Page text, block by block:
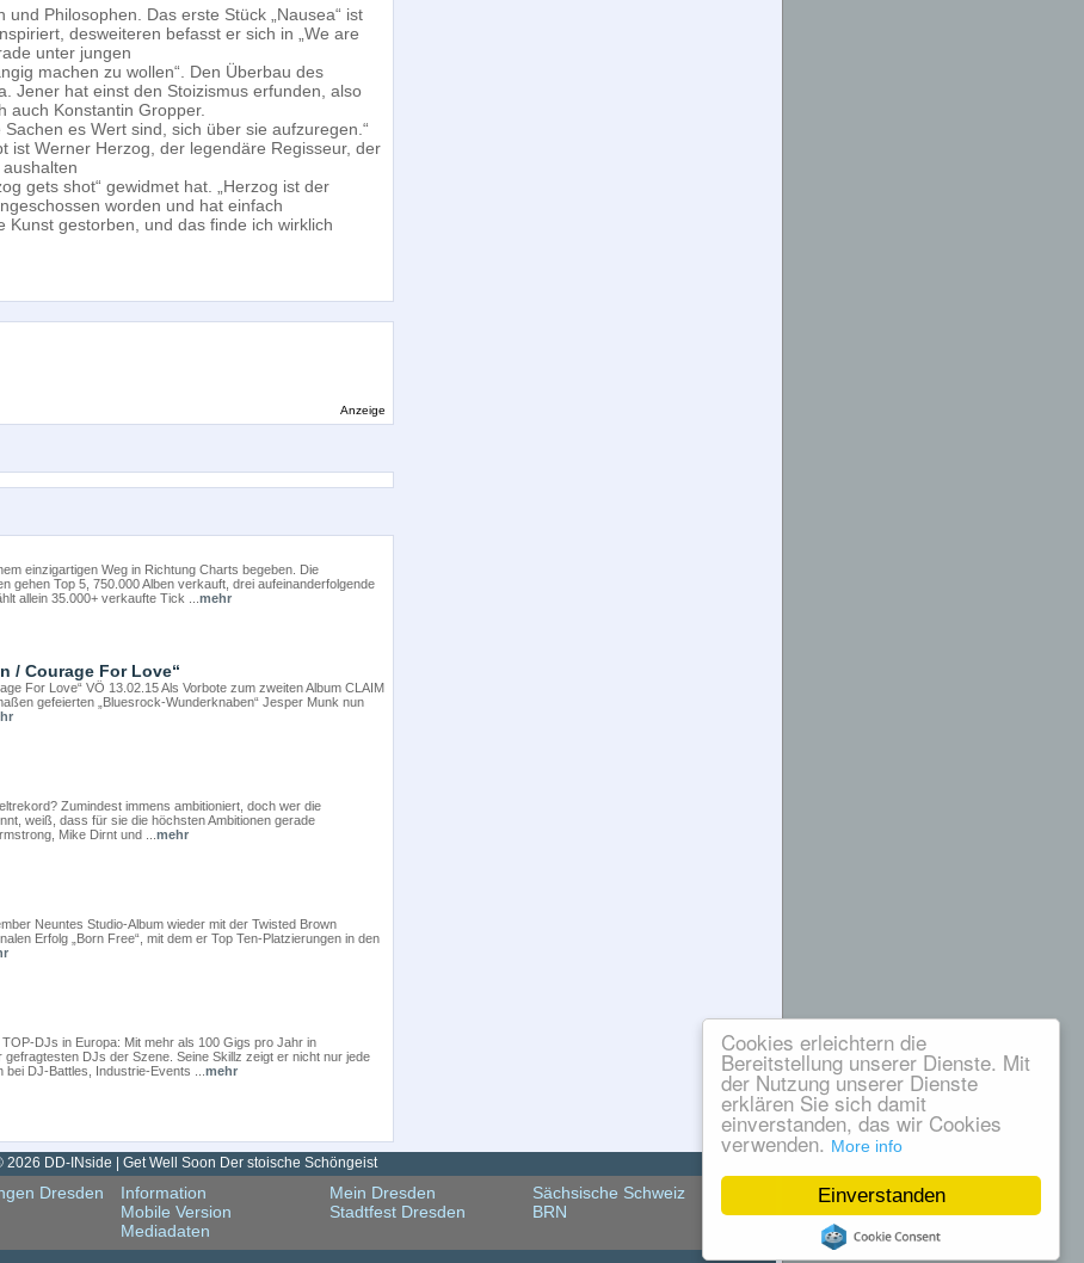
Einverstanden
Cookies erleichtern die
Bereitstellung unserer Dienste. Mit
der Nutzung unserer Dienste
erklären Sie sich damit
einverstanden, das wir Cookies
verwenden. More info
Philosophen. Das erste Stück „Nausea“ ist
desweiteren befasst er sich in „We are
unter jungen
machen zu wollen“. Den Überbau des
Jener hat einst den Stoizismus erfunden, also
auch Konstantin Gropper.
es Wert sind, sich über sie aufzuregen.“
ist Werner Herzog, der legendäre Regisseur, der
gets shot“ gewidmet hat. „Herzog ist der
worden und hat einfach
gestorben, und das finde ich wirklich
Anzeige
einzigartigen Weg in Richtung Charts begeben. Die
gehen Top 5, 750.000 Alben verkauft, drei aufeinanderfolgende
allein 35.000+ verkaufte Tick ... mehr
/ Courage For Love“
For Love“ VÖ 13.02.15 Als Vorbote zum zweiten Album CLAIM
gefeierten „Bluesrock-Wunderknaben“ Jesper Munk nun
Zumindest immens ambitioniert, doch wer die
weiß, dass für sie die höchsten Ambitionen gerade
Mike Dirnt und ... mehr
Neuntes Studio-Album wieder mit der Twisted Brown
Erfolg „Born Free“, mit dem er Top Ten-Platzierungen in den
DJs in Europa: Mit mehr als 100 Gigs pro Jahr in
DJs der Szene. Seine Skillz zeigt er nicht nur jede
DJ-Battles, Industrie-Events ... mehr
2026 DD-INside | Get Well Soon Der stoische Schöngeist
Dresden
Information
Mobile Version
Mediadaten
Mein Dresden
Stadtfest Dresden
Sächsische Schweiz
BRN